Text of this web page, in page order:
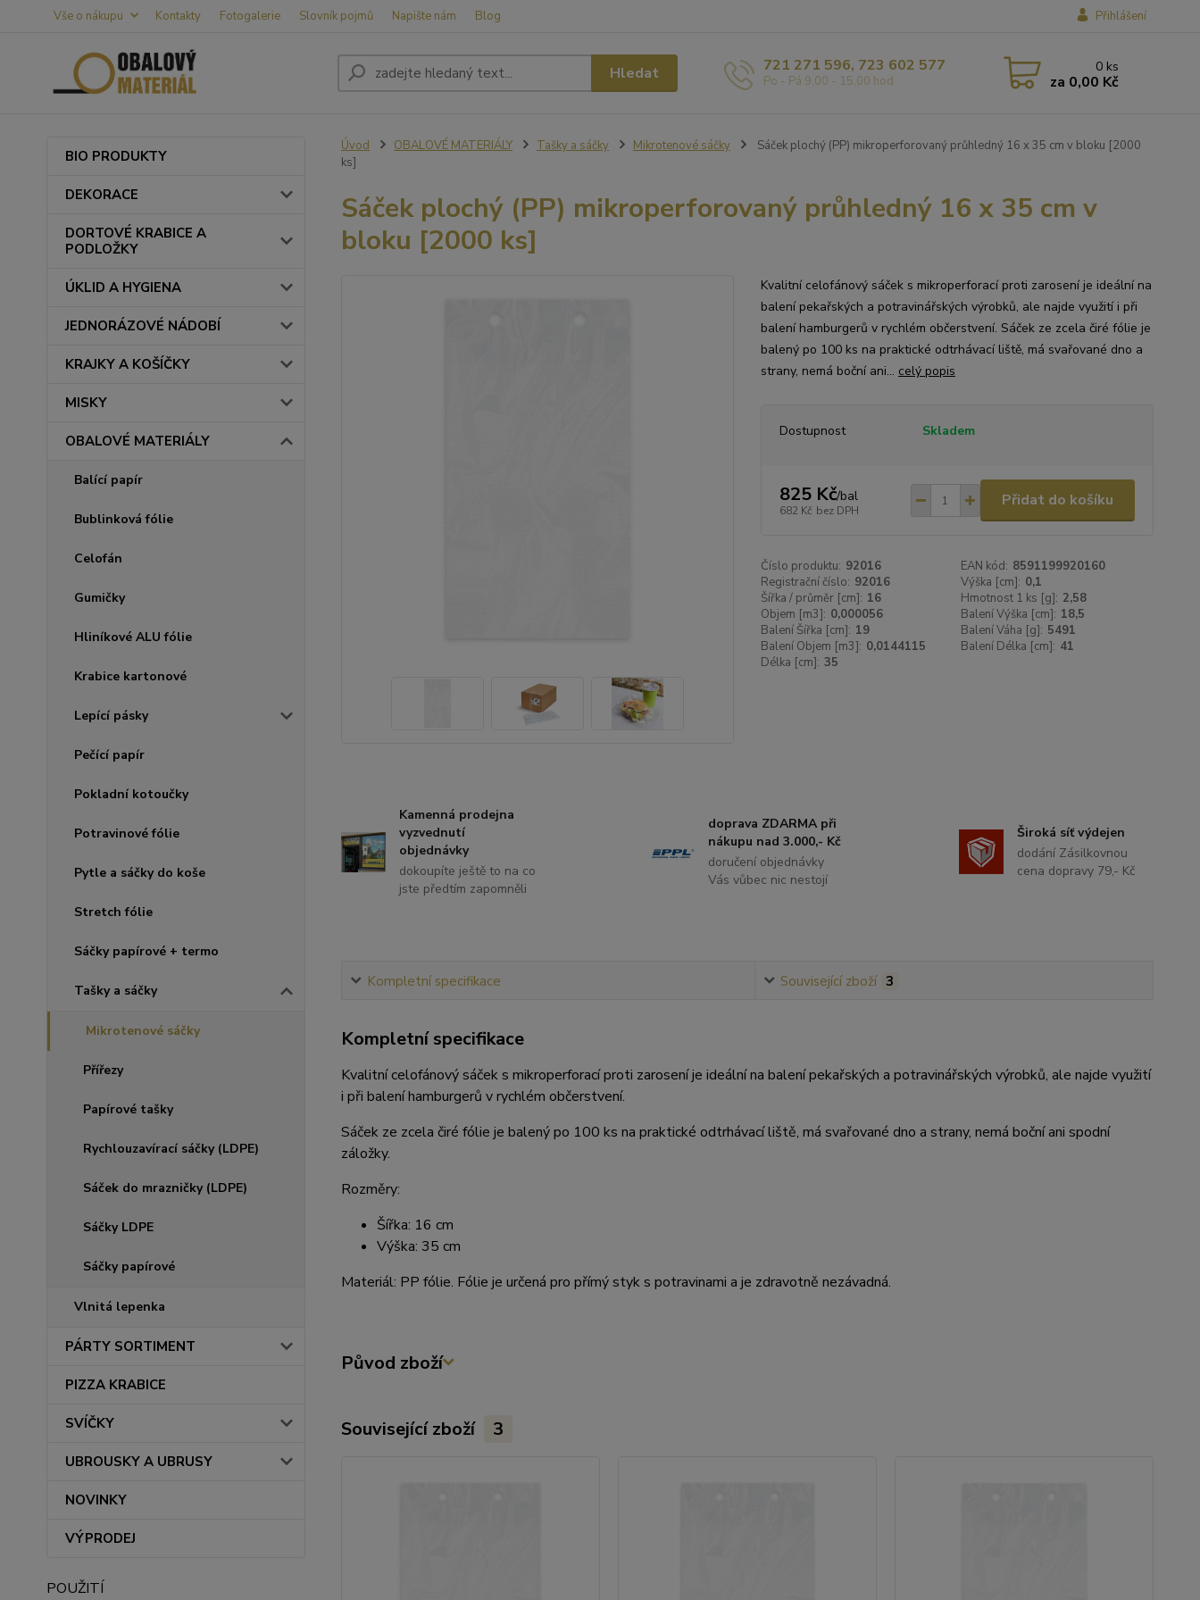
Vše o nákupu Kontakty Fotogalerie Slovník pojmů Napište nám Blog Přihlášení
Hledat 721 271 596, 723 602 577
Po - Pá 9,00 - 15,00 hod
0 ks
za 0,00 Kč
BIO PRODUKTY
DEKORACE
DORTOVÉ KRABICE A
PODLOŽKY
ÚKLID A HYGIENA
JEDNORÁZOVÉ NÁDOBÍ
KRAJKY A KOŠÍČKY
MISKY
OBALOVÉ MATERIÁLY
Balící papír
Bublinková fólie
Celofán
Gumičky
Hliníkové ALU fólie
Krabice kartonové
Lepící pásky
Pečící papír
Pokladní kotoučky
Potravinové fólie
Pytle a sáčky do koše
Stretch fólie
Sáčky papírové + termo
Tašky a sáčky
Mikrotenové sáčky
Přířezy
Papírové tašky
Rychlouzavírací sáčky (LDPE)
Sáček do mrazničky (LDPE)
Sáčky LDPE
Sáčky papírové
Vlnitá lepenka
PÁRTY SORTIMENT
PIZZA KRABICE
SVÍČKY
UBROUSKY A UBRUSY
NOVINKY
VÝPRODEJ
POUŽITÍ
Úvod OBALOVÉ MATERIÁLY Tašky a sáčky Mikrotenové sáčky
Sáček plochý (PP) mikroperforovaný průhledný 16 x 35 cm v bloku [2000
ks]
Sáček plochý (PP) mikroperforovaný průhledný 16 x 35 cm v
bloku [2000 ks]
Kvalitní celofánový sáček s mikroperforací proti zarosení je ideální na
balení pekařských a potravinářských výrobků, ale najde využití i při
balení hamburgerů v rychlém občerstvení. Sáček ze zcela čiré fólie je
balený po 100 ks na praktické odtrhávací liště, má svařované dno a
strany, nemá boční ani... celý popis
Dostupnost Skladem
825 Kč/bal
682 Kč bez DPH
Přidat do košíku
Číslo produktu: 92016 EAN kód: 8591199920160
Registrační číslo: 92016 Výška [cm]: 0,1
Šířka / průměr [cm]: 16 Hmotnost 1 ks [g]: 2,58
Objem [m3]: 0,000056 Balení Výška [cm]: 18,5
Balení Šířka [cm]: 19 Balení Váha [g]: 5491
Balení Objem [m3]: 0,0144115 Balení Délka [cm]: 41
Délka [cm]: 35
Kamenná prodejna
vyzvednutí
objednávky
dokoupíte ještě to na co
jste předtím zapomněli
doprava ZDARMA při
nákupu nad 3.000,- Kč
doručení objednávky
Vás vůbec nic nestojí
Široká síť výdejen
dodání Zásilkovnou
cena dopravy 79,- Kč
Kompletní specifikace Související zboží 3
Kompletní specifikace
Kvalitní celofánový sáček s mikroperforací proti zarosení je ideální na balení pekařských a potravinářských výrobků, ale najde využití
i při balení hamburgerů v rychlém občerstvení.
Sáček ze zcela čiré fólie je balený po 100 ks na praktické odtrhávací liště, má svařované dno a strany, nemá boční ani spodní
záložky.
Rozměry:
Šířka: 16 cm
Výška: 35 cm
Materiál: PP fólie. Fólie je určená pro přímý styk s potravinami a je zdravotně nezávadná.
Původ zboží
Související zboží 3